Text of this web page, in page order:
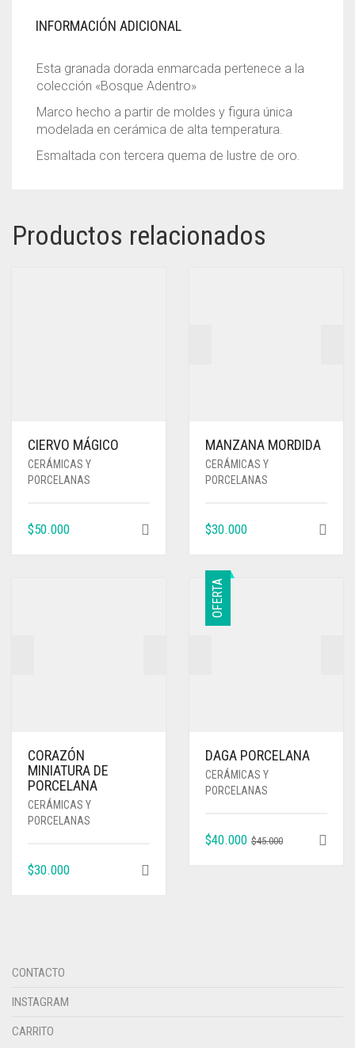
INFORMACIÓN ADICIONAL
Esta granada dorada enmarcada pertenece a la
colección «Bosque Adentro»
Marco hecho a partir de moldes y figura única
modelada en cerámica de alta temperatura.
Esmaltada con tercera quema de lustre de oro.
Productos relacionados
CIERVO MÁGICO
CERÁMICAS Y
PORCELANAS
$50.000
MANZANA MORDIDA
CERÁMICAS Y
PORCELANAS
$30.000
CORAZÓN
MINIATURA DE
PORCELANA
CERÁMICAS Y
PORCELANAS
$30.000
OFERTA
DAGA PORCELANA
CERÁMICAS Y
PORCELANAS
$45.000EL
$40.000
EL
CONTACTO
INSTAGRAM
CARRITO